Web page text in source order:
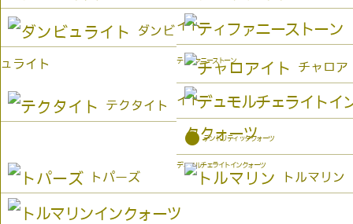
イト
ダンビ
ュライト ティファニーストーン チャロア
イト
テクタイト
デュモルチェライトインクォーツ
● デンドリティッククォーツ
トパーズ トルマリン